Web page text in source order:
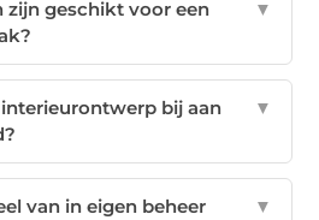
zijn geschikt voor een
▼
bij aan
▼
van in eigen beheer
▼